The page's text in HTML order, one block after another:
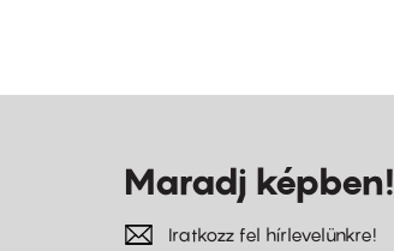
Maradj képben!
Iratkozz fel hírlevelünkre!